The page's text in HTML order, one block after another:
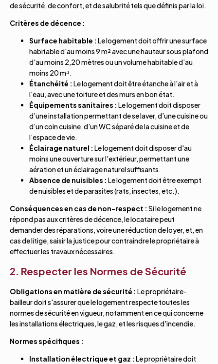
de sécurité, de confort, et de salubrité tels que définis par la loi.
Critères de décence :
Surface habitable : Le logement doit offrir une surface
habitable d'au moins 9 m² avec une hauteur sous plafond
d'au moins 2,20 mètres ou un volume habitable d’au
moins 20 m³.
Étanchéité : Le logement doit être étanche à l'air et à
l'eau, avec une toiture et des murs en bon état.
Équipements sanitaires : Le logement doit disposer
d’une installation permettant de se laver, d’une cuisine ou
d’un coin cuisine, d’un WC séparé de la cuisine et de
l’espace de vie.
Éclairage naturel : Le logement doit disposer d'au
moins une ouverture sur l'extérieur, permettant une
aération et un éclairage naturel suffisants.
Absence de nuisibles : Le logement doit être exempt
de nuisibles et de parasites (rats, insectes, etc.).
Conséquences en cas de non-respect : Si le logement ne
répond pas aux critères de décence, le locataire peut
demander des réparations, voire une réduction de loyer, et, en
cas de litige, saisir la justice pour contraindre le propriétaire à
effectuer les travaux nécessaires.
2. Respecter les Normes de Sécurité
Obligations en matière de sécurité : Le propriétaire-
bailleur doit s'assurer que le logement respecte toutes les
normes de sécurité en vigueur, notamment en ce qui concerne
les installations électriques, le gaz, et les risques d'incendie.
Normes spécifiques :
Installation électrique et gaz : Le propriétaire doit